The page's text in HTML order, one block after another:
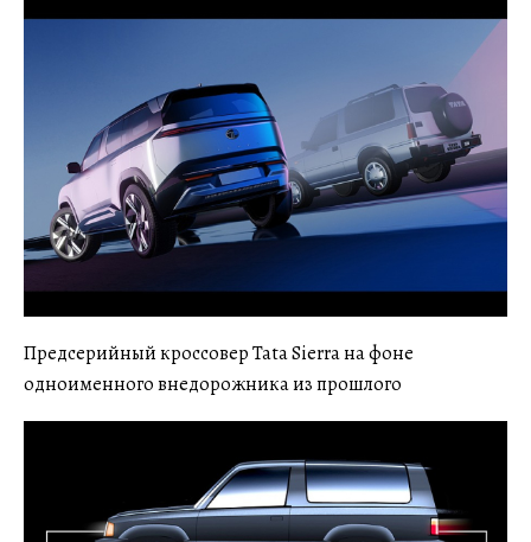
Предсерийный кроссовер Tata Sierra на фоне
одноименного внедорожника из прошлого